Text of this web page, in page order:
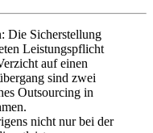
Die Sicherstellung
Leistungspflicht
auf einen
sind zwei
Outsourcing in
nicht nur bei der